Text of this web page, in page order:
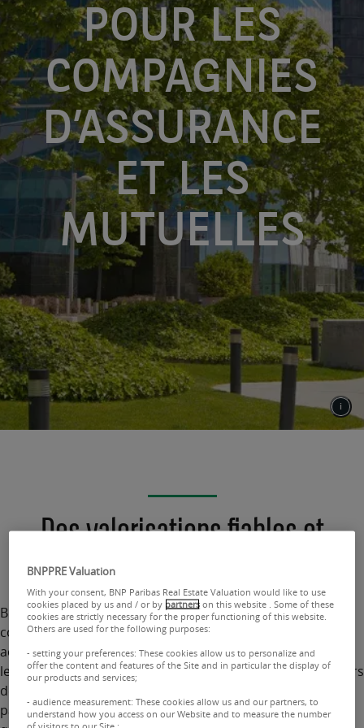
POUR LES
COMPAGNIES
D’ASSURANCE
ET LES
MUTUELLES
Des valorisations fiables et
pérennes
BNP Paribas Real Estate Valuation France propose aux
compagnies d’assurance et mutuelles
accompagnement sur mesure et réactif pour répondre à
leurs obligations d’évaluation quinquennale ainsi qu’à leurs
demandes d’estimations au moment de l’
patrimoinede nouveaux actifs. Nous les accompagnons
BNPPRE Valuation
With your consent, BNP Paribas Real Estate Valuation would like to use
cookies placed by us and / or by partners on this website . Some of these
cookies are strictly necessary for the proper functioning of this website.
Others are used for the following purposes:
- setting your preferences: These cookies allow us to personalize and
offer the content and features of the Site and in particular the display of
our products and services;
- audience measurement: These cookies allow us and our partners, to
understand how you access on our Website and to measure the number